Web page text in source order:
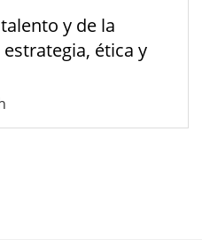
y de la
ética y